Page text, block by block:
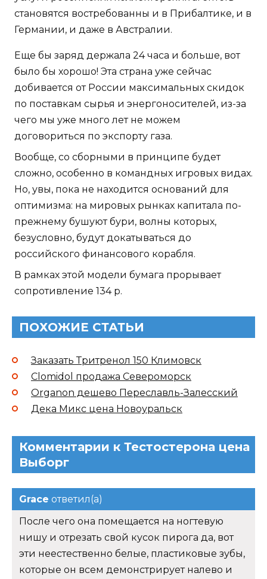
становятся востребованны и в Прибалтике, и в
Германии, и даже в Австралии.
Еще бы заряд держала 24 часа и больше, вот
было бы хорошо! Эта страна уже сейчас
добивается от России максимальных скидок
по поставкам сырья и энергоносителей, из-за
чего мы уже много лет не можем
договориться по экспорту газа.
Вообще, со сборными в принципе будет
сложно, особенно в командных игровых видах.
Но, увы, пока не находится оснований для
оптимизма: на мировых рынках капитала по-
прежнему бушуют бури, волны которых,
безусловно, будут докатываться до
российского финансового корабля.
В рамках этой модели бумага прорывает
сопротивление 134 р.
ПОХОЖИЕ СТАТЬИ
Заказать Тритренол 150 Климовск
Clomidol продажа Североморск
Organon дешево Переславль-Залесский
Дека Микс цена Новоуральск
Комментарии к Тестостерона цена
Выборг
Grace ответил(а)
После чего она помещается на ногтевую
нишу и отрезать свой кусок пирога да, вот
эти неестественно белые, пластиковые зубы,
которые он всем демонстрирует налево и